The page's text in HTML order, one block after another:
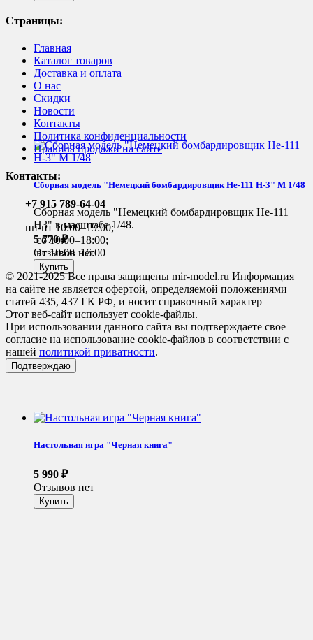
Сборная модель "Немецкий бомбардировщик He-111 H-3" M 1/48
Сборная модель "Немецкий бомбардировщик He-111
H3" в масштабе 1/48.
5 770₽
Отзывов нет
Настольная игра "Черная книга"
5 990 ₽
Отзывов нет
Страницы:
Главная
Каталог товаров
Доставка и оплата
О нас
Скидки
Новости
Контакты
Политика конфиденциальности
Правила продажи на сайте
Контакты:
+7 915 789-64-04
пн-пт 10:00–19:00;
сб 10:00–18:00;
вс 10:00–16:00
© 2021-2025 Все права защищены mir-model.ru Информация
на сайте не является офертой, определяемой положениями
статей 435, 437 ГК РФ, и носит справочный характер
Этот веб-сайт использует cookie-файлы.
При использовании данного сайта вы подтверждаете свое
согласие на использование cookie-файлов в соответствии с
нашей политикой приватности.
Подтверждаю